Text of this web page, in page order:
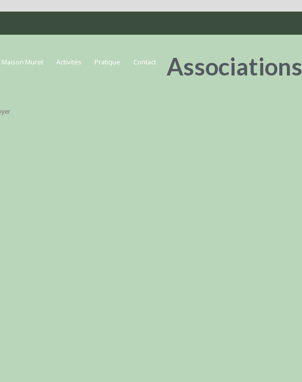
Maison Muret Activités Pratique Contact Associations